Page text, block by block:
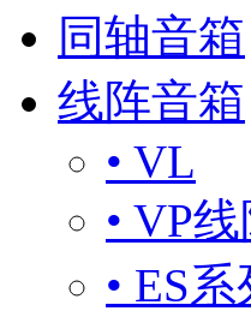
同轴音箱
线阵音箱
• VL
• VP
• ES系